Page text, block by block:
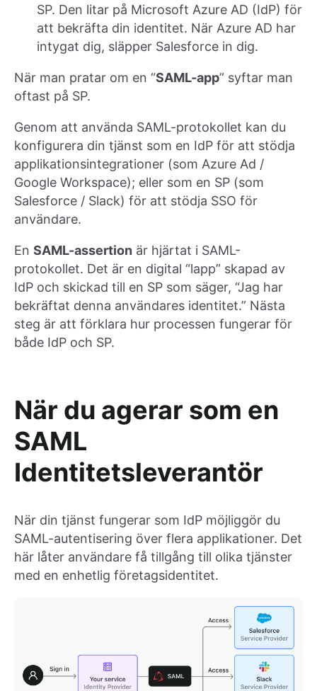
SP. Den litar på Microsoft Azure AD (IdP) för
att bekräfta din identitet. När Azure AD har
intygat dig, släpper Salesforce in dig.
När man pratar om en “SAML-app” syftar man
oftast på SP.
Genom att använda SAML-protokollet kan du
konfigurera din tjänst som en IdP för att stödja
applikationsintegrationer (som Azure Ad /
Google Workspace); eller som en SP (som
Salesforce / Slack) för att stödja SSO för
användare.
En SAML-assertion är hjärtat i SAML-
protokollet. Det är en digital “lapp” skapad av
IdP och skickad till en SP som säger, “Jag har
bekräftat denna användares identitet.” Nästa
steg är att förklara hur processen fungerar för
både IdP och SP.
När du agerar som en
SAML
Identitetsleverantör
När din tjänst fungerar som IdP möjliggör du
SAML-autentisering över flera applikationer. Det
här låter användare få tillgång till olika tjänster
med en enhetlig företagsidentitet.